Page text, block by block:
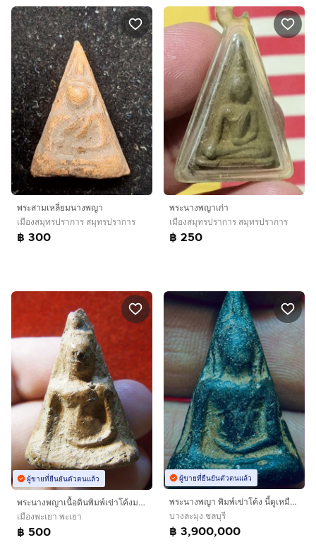
พระสามเหลี่ยมนางพญา
เมืองสมุทรปราการ สมุทรปราการ
฿ 300
พระนางพญาเก่า
เมืองสมุทรปราการ สมุทรปราการ
฿ 250
ผู้ขายที่ยืนยันตัวตนแล้ว
พระนางพญาเนื้อดินพิมพ์เข่าโค้งมวลสารชัดเจน
เมืองพะเยา พะเยา
฿ 500
ผู้ขายที่ยืนยันตัวตนแล้ว
พระนางพญา พิมพ์เข่าโค้ง นี้ดูเหมือนจะเป็นพระเนื้อดินเผาสีเข้มที่ผ่านการลงรักโบราณลักษณะขององค์พระเป็นรูปทรงสามเหลี่ยม ประทับนั่งปางมารวิชัย โดยมีพุทธลักษณะที่อ่อนช้อยพระเครื่องปร
บางละมุง ชลบุรี
฿ 3,900,000